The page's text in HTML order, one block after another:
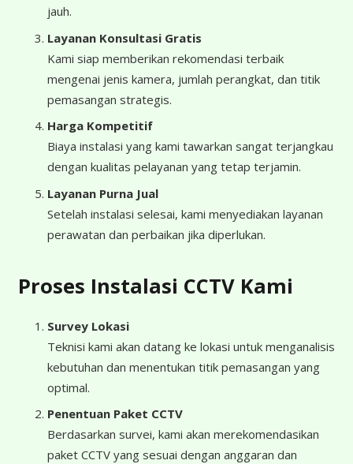
jauh.
Layanan Konsultasi Gratis
Kami siap memberikan rekomendasi terbaik
mengenai jenis kamera, jumlah perangkat, dan titik
pemasangan strategis.
Harga Kompetitif
Biaya instalasi yang kami tawarkan sangat terjangkau
dengan kualitas pelayanan yang tetap terjamin.
Layanan Purna Jual
Setelah instalasi selesai, kami menyediakan layanan
perawatan dan perbaikan jika diperlukan.
Proses Instalasi CCTV Kami
Survey Lokasi
Teknisi kami akan datang ke lokasi untuk menganalisis
kebutuhan dan menentukan titik pemasangan yang
optimal.
Penentuan Paket CCTV
Berdasarkan survei, kami akan merekomendasikan
paket CCTV yang sesuai dengan anggaran dan